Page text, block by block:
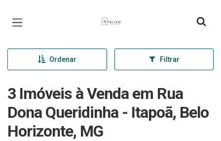
Página inicial
Ordenar Filtrar
3 Imóveis à Venda em Rua
Dona Queridinha - Itapoã, Belo
Horizonte, MG